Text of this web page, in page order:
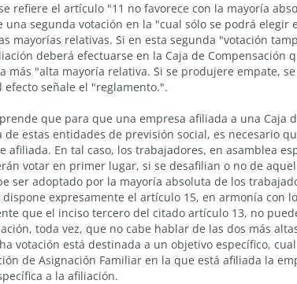
refiere el artículo "11 no favorece con la mayoría
una segunda votación en la "cual sólo se podrá elegir
mayorías relativas. Si en esta segunda "votación
deberá efectuarse en la Caja de Compensación
más "alta mayoría relativa. Si se produjere empate,
señale el "reglamento.".
que para que una empresa afiliada a una Caja
estas entidades de previsión social, es necesario
afiliada. En tal caso, los trabajadores, en asamblea
votar en primer lugar, si se desafilian o no de
ser adoptado por la mayoría absoluta de los
expresamente el artículo 15, en armonía con
que el inciso tercero del citado artículo 13, no
toda vez, que no cabe hablar de las dos más
votación está destinada a un objetivo específico,
de Asignación Familiar en la que está afiliada la
a la afiliación.